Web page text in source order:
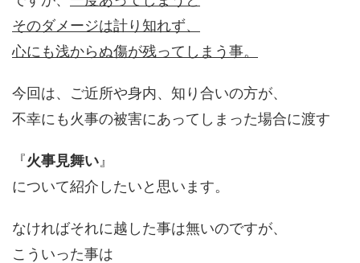
そのダメージは計り知れず、
心にも浅からぬ傷が残ってしまう事。
今回は、ご近所や身内、知り合いの方が、
不幸にも火事の被害にあってしまった場合に渡す
『火事見舞い 』
について紹介したいと思います。
なければそれに越した事は無いのですが、
こういった事は